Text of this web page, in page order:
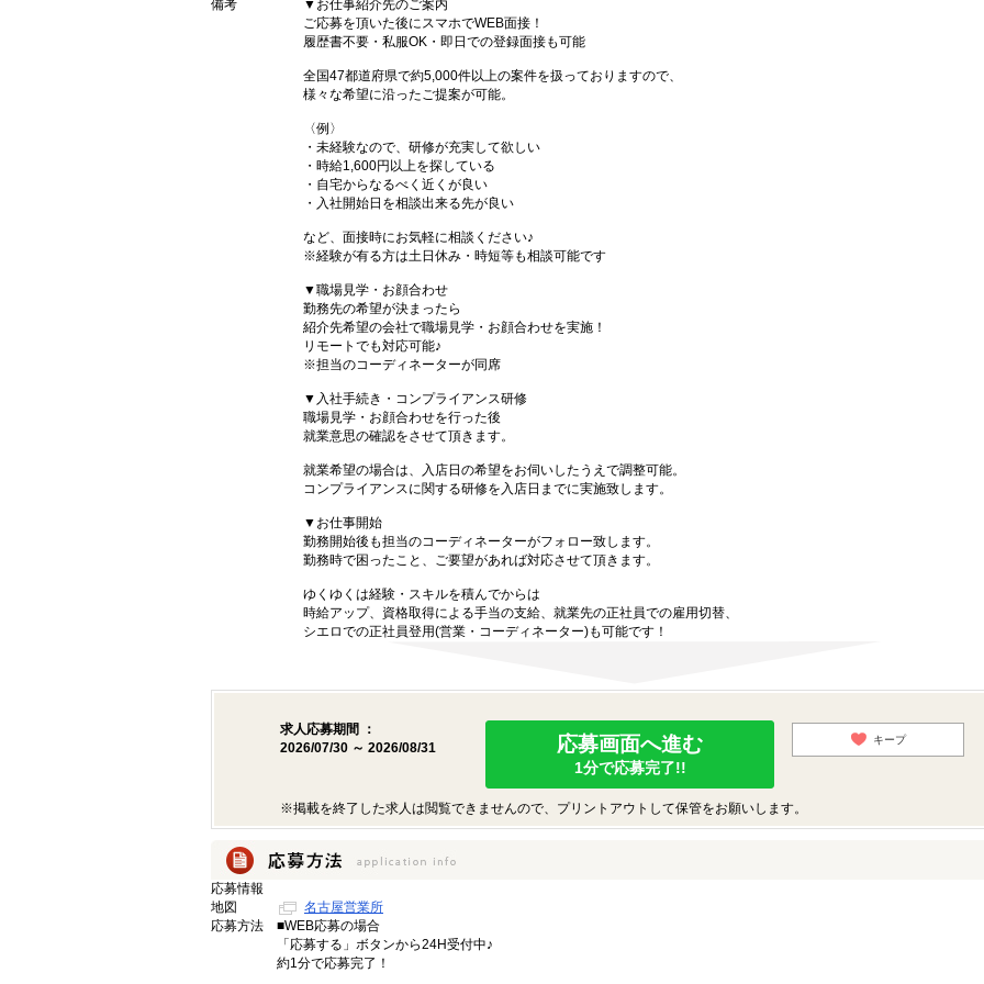
備考
▼お仕事紹介先のご案内
ご応募を頂いた後にスマホでWEB面接！
履歴書不要・私服OK・即日での登録面接も可能
全国47都道府県で約5,000件以上の案件を扱っておりますので、
様々な希望に沿ったご提案が可能。
〈例〉
・未経験なので、研修が充実して欲しい
・時給1,600円以上を探している
・自宅からなるべく近くが良い
・入社開始日を相談出来る先が良い
など、面接時にお気軽に相談ください♪
※経験が有る方は土日休み・時短等も相談可能です
▼職場見学・お顔合わせ
勤務先の希望が決まったら
紹介先希望の会社で職場見学・お顔合わせを実施！
リモートでも対応可能♪
※担当のコーディネーターが同席
▼入社手続き・コンプライアンス研修
職場見学・お顔合わせを行った後
就業意思の確認をさせて頂きます。
就業希望の場合は、入店日の希望をお伺いしたうえで調整可能。
コンプライアンスに関する研修を入店日までに実施致します。
▼お仕事開始
勤務開始後も担当のコーディネーターがフォロー致します。
勤務時で困ったこと、ご要望があれば対応させて頂きます。
ゆくゆくは経験・スキルを積んでからは
時給アップ、資格取得による手当の支給、就業先の正社員での雇用切替、
シエロでの正社員登用(営業・コーディネーター)も可能です！
求人応募期間 ：
2026/07/30 ～ 2026/08/31
応募画面へ進む
1分で応募完了!!
キープ
※掲載を終了した求人は閲覧できませんので、プリントアウトして保管をお願いします。
応募情報
地図
名古屋営業所
応募方法
■WEB応募の場合
「応募する」ボタンから24H受付中♪
約1分で応募完了！